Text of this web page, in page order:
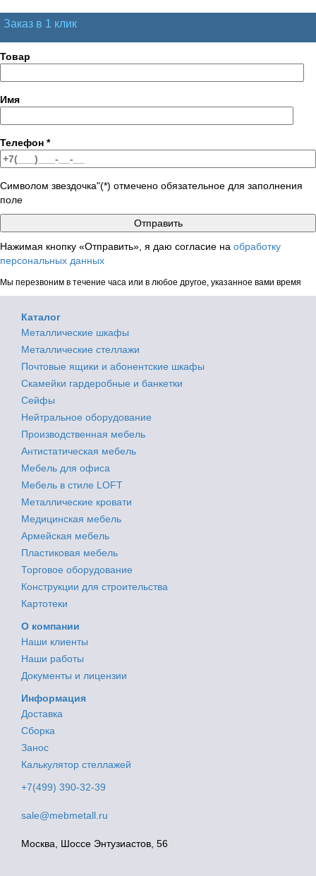
Заказ в 1 клик
Товар
Имя
Телефон *
Символом звездочка"(*) отмечено обязательное для заполнения
поле
Нажимая кнопку «Отправить», я даю согласие на обработку
персональных данных
Мы перезвоним в течение часа или в любое другое, указанное вами время
Каталог
Металлические шкафы
Металлические стеллажи
Почтовые ящики и абонентские шкафы
Скамейки гардеробные и банкетки
Сейфы
Нейтральное оборудование
Производственная мебель
Антистатическая мебель
Мебель для офиса
Мебель в стиле LOFT
Металлические кровати
Медицинская мебель
Армейская мебель
Пластиковая мебель
Торговое оборудование
Конструкции для строительства
Картотеки
О компании
Наши клиенты
Наши работы
Документы и лицензии
Информация
Доставка
Сборка
Занос
Калькулятор стеллажей
+7(499) 390-32-39
sale@mebmetall.ru
Москва, Шоссе Энтузиастов, 56